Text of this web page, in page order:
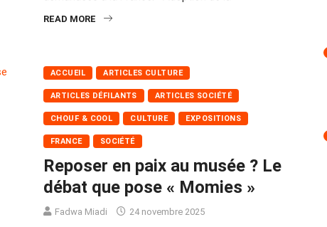
READ MORE
ACCUEIL ARTICLES CULTURE
ARTICLES DÉFILANTS ARTICLES SOCIÉTÉ
CHOUF & COOL CULTURE EXPOSITIONS
FRANCE SOCIÉTÉ
Reposer en paix au musée ? Le
débat que pose « Momies »
Fadwa Miadi 24 novembre 2025